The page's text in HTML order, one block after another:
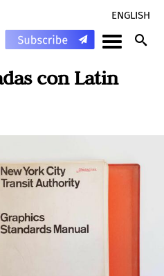
ENGLISH
con Latin